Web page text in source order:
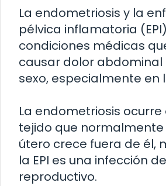
La endometriosis y la
pélvica inflamatoria
condiciones médicas
causar dolor abdominal
sexo, especialmente en
La endometriosis
tejido que
útero crece fuera de él,
la EPI es una infección
reproductivo.